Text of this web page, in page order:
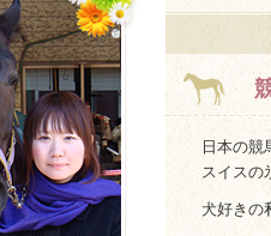
日本の競
スイスの
犬好きの